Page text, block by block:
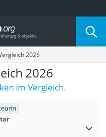
2026
2026
im Vergleich.